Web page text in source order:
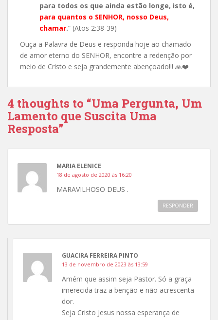
para todos os que ainda estão longe, isto é,
para quantos o SENHOR, nosso Deus,
chamar.” (Atos 2:38-39)
Ouça a Palavra de Deus e responda hoje ao chamado
de amor eterno do SENHOR, encontre a redenção por
meio de Cristo e seja grandemente abençoado!!! 🙏❤️
4 thoughts to “Uma Pergunta, Um
Lamento que Suscita Uma
Resposta”
MARIA ELENICE
18 de agosto de 2020 às 16:20
MARAVILHOSO DEUS .
RESPONDER
GUACIRA FERREIRA PINTO
13 de novembro de 2023 às 13:59
Amém que assim seja Pastor. Só a graça
imerecida traz a benção e não acrescenta
dor.
Seja Cristo Jesus nossa esperança de